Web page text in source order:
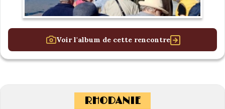
Voir l'album de cette rencontre
RHODANIE